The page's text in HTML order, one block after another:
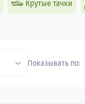
Крутые тачки
Показывать по: